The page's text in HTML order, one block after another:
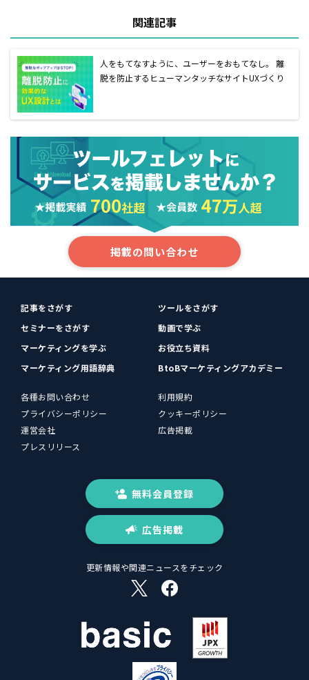
関連記事
人をもてなすように、ユーザーをおもてなし。 離
脱を防止するヒューマンタッチなサイトUXづくり
掲載の問い合わせ
記事をさがす
ツールをさがす
セミナーをさがす
動画で学ぶ
マーケティングを学ぶ
お役立ち資料
マーケティング用語辞典
BtoBマーケティングアカデミー
各種お問い合わせ
利用規約
プライバシーポリシー
クッキーポリシー
運営会社
広告掲載
プレスリリース
無料会員登録
広告掲載
更新情報や関連ニュースをチェック